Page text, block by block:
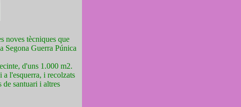
noves tècniques que
Segona Guerra Púnica
d'uns 1.000 m2.
a l'esquerra, i recolzats
de santuari i altres